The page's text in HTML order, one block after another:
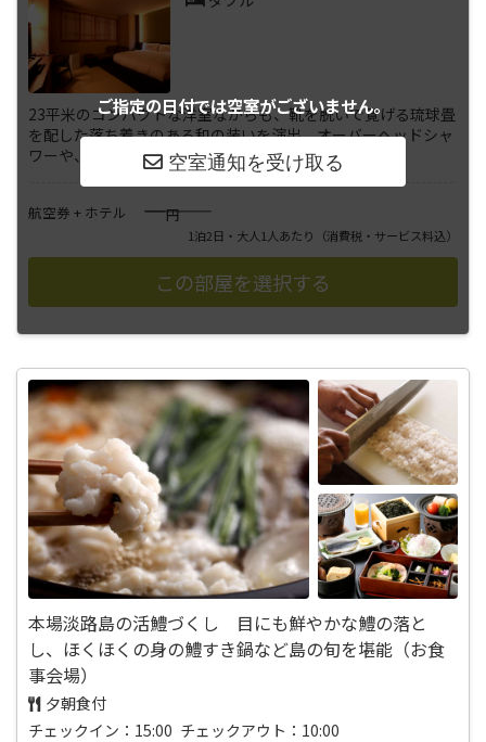
ご指定の日付では空室がございません。
23平米のコンパクトな洋室ながらも、靴を脱いで寛げる琉球畳
を配した落ち着きのある和の装いを演出。オーバーヘッドシャ
ワーや、ピロートップを備え...さらに表示
航空券 + ホテル ――――円
1泊2日・大人1人あたり （消費税・サービス料込）
本場淡路島の活鱧づくし 目にも鮮やかな鱧の落と
し、ほくほくの身の鱧すき鍋など島の旬を堪能（お食
事会場）
夕朝食付
チェックイン：15:00 チェックアウト：10:00